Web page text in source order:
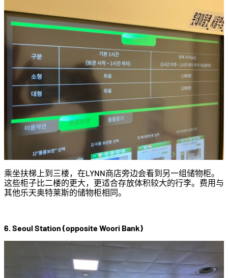
乘坐扶梯上到三楼，在LYNN商店旁边会看到另一组储物柜。
这些柜子比二楼的更大，更适合存放体积较大的行李。费用与
其他乐天奥特莱斯的储物柜相同。
6. Seoul Station (opposite Woori Bank)